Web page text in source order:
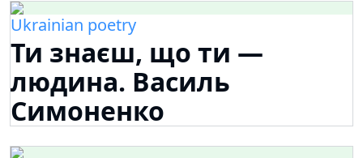
Ukrainian poetry
Ти знаєш, що ти —
людина. Василь
Симоненко